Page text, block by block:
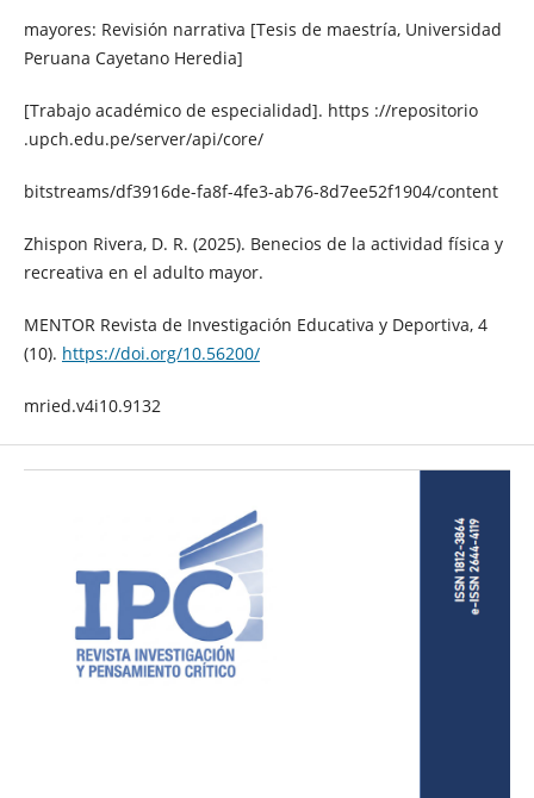
mayores: Revisión narrativa [Tesis de maestría, Universidad
Peruana Cayetano Heredia]
[Trabajo académico de especialidad]. https ://repositorio
.upch.edu.pe/server/api/core/
bitstreams/df3916de-fa8f-4fe3-ab76-8d7ee52f1904/content
Zhispon Rivera, D. R. (2025). Benecios de la actividad física y
recreativa en el adulto mayor.
MENTOR Revista de Investigación Educativa y Deportiva, 4
(10). https://doi.org/10.56200/
mried.v4i10.9132